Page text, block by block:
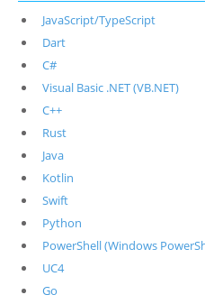
JavaScript/TypeScript
Dart
C#
Visual Basic .NET (VB.NET)
C++
Rust
Java
Kotlin
Swift
Python
PowerShell (Windows
UC4
Go